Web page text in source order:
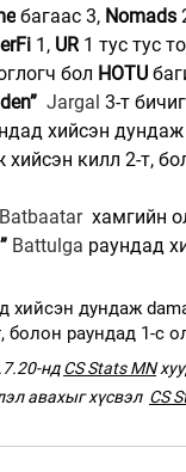
багаас 3, Nomads
1, UR 1 тус тус
бол HOTU
Jargal 3-т
хийсэн
килл 2-т,
Batbaatar хамгийн
Battulga раундад
хийсэн дундаж
раундад 1-с
нд CS Stats MN
авахыг хүсвэл CS